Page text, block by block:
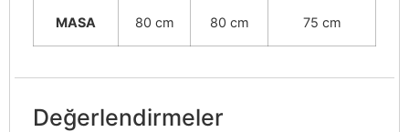
MASA 80 cm 80 cm 75 cm
Değerlendirmeler